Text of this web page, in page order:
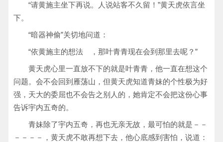
“请黄施主坐下再说。人说站客不久留！”黄天虎依言坐
下。
“暗器神偷”关切地问道：
“依黄施主的想法 ，那叶青青现在会到那里去呢？”
黄天虎心里一直放不下的就是叶青青，他一直在想这个
问题。会不会回到雁荡山，但黄天虎知道青妹的个性极为好
强，天大的委屈也不会告之别人的，她肯定不会把这份心事
告诉宇内五奇的。
青妹除了宇内五奇，再也无亲无故，最可怕的就是－－
－－－－，黄天虎不敢再想下去，他心底感到害怕，说道：